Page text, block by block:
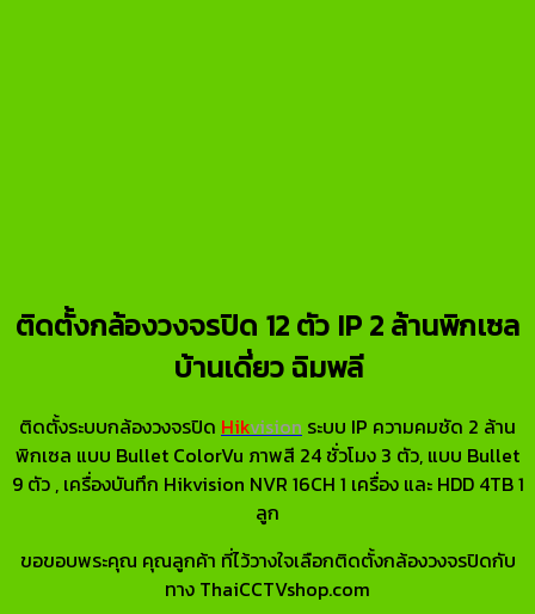
ติดตั้งกล้องวงจรปิด 12 ตัว IP 2 ล้านพิกเซล
บ้านเดี่ยว ฉิมพลี
ติดตั้งระบบกล้องวงจรปิด Hikvision ระบบ IP ความคมชัด 2 ล้าน
พิกเซล แบบ Bullet ColorVu ภาพสี 24 ชั่วโมง 3 ตัว, แบบ Bullet
9 ตัว , เครื่องบันทึก Hikvision NVR 16CH 1 เครื่อง และ HDD 4TB 1
ลูก
ขอขอบพระคุณ คุณลูกค้า ที่ไว้วางใจเลือกติดตั้งกล้องวงจรปิดกับ
ทาง ThaiCCTVshop.com